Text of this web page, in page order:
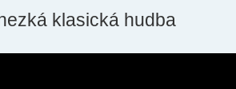
klasická hudba